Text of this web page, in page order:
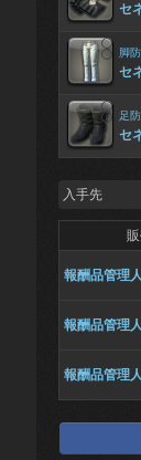
セ
脚
セ
足
セ
入手先
報酬品管理人
報酬品管理人
報酬品管理人